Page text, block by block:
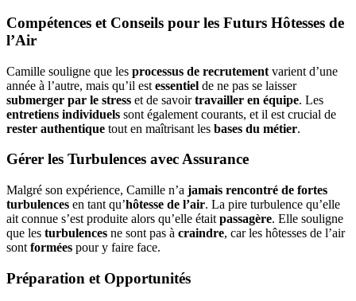
Compétences et Conseils pour les Futurs Hôtesses de
l’Air
Camille souligne que les processus de recrutement varient d’une
année à l’autre, mais qu’il est essentiel de ne pas se laisser
submerger par le stress et de savoirtravailler en équipe. Les
entretiens individuels sont également courants, et il est crucial de
rester authentique tout en maîtrisant les bases du métier.
Gérer les Turbulences avec Assurance
Malgré son expérience, Camille n’a jamais rencontré de fortes
turbulences en tant qu’hôtesse de l’air. La pire turbulence qu’elle
ait connue s’est produite alors qu’elle était passagère. Elle souligne
que les turbulences ne sont pas à craindre, car les hôtesses de l’air
sont formées pour y faire face.
Préparation et Opportunités